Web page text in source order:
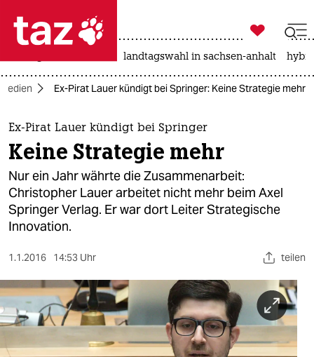
 taz zahl ich
taz zahl ich
themen
politik
öko
gesellschaft
kultur
sport
berlin
nord

taz zahl ich
landtagswahl in sachsen-anhalt
Medien Ex-Pirat Lauer kündigt bei Springer: Keine Strategie mehr
Ex-Pirat Lauer kündigt bei Springer
Keine Strategie mehr
Nur ein Jahr währte die Zusammenarbeit:
Christopher Lauer arbeitet nicht mehr beim Axel
Springer Verlag. Er war dort Leiter Strategische
Innovation.
1.1.2016 14:53 Uhr teilen